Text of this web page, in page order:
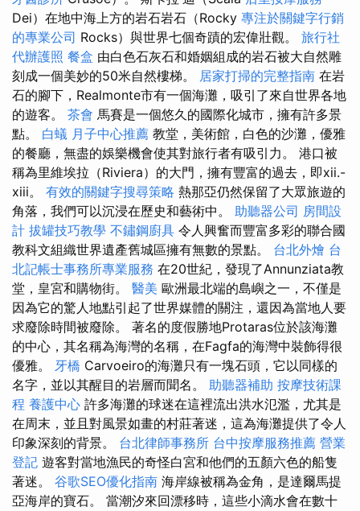
Dei）在地中海上方的岩石岩石（Rocky 專注於關鍵字行銷
的專業公司 Rocks）與世界七個奇蹟的宏偉壯觀。 旅行社
代辦護照 餐盒 由白色石灰石和婚姻組成的岩石被大自然雕
刻成一個美妙的50米自然樓梯。 居家打掃的完整指南 在岩
石的腳下，Realmonte市有一個海灘，吸引了來自世界各地
的遊客。 茶會 馬賽是一個悠久的國際化城市，擁有許多景
點。 白蟻 月子中心推薦 教堂，美術館，白色的沙灘，優雅
的餐廳，無盡的娛樂機會使其對旅行者有吸引力。 港口被
稱為里維埃拉（Riviera）的大門，擁有豐富的過去，即xii.-
xiii。 有效的關鍵字搜尋策略 熱那亞仍然保留了大眾旅遊的
角落，我們可以沉浸在歷史和藝術中。 助聽器公司 房間設
計 拔罐技巧教學 不鏽鋼廚具 令人興奮而豐富多彩的聯合國
教科文組織世界遺產舊城區擁有無數的景點。 台北外燴 台
北記帳士事務所專業服務 在20世紀，發現了Annunziata教
堂，皇宮和購物街。 醫美 歐洲最北端的島嶼之一，不僅是
因為它的驚人地點引起了世界媒體的關注，還因為當地人要
求廢除時間被廢除。 著名的度假勝地Protaras位於該海灘
的中心，其名稱為海灣的名稱，在Fagfa的海灣中裝飾得很
優雅。 牙橋 Carvoeiro的海灘只有一塊石頭，它以同樣的
名字，並以其醒目的岩層而聞名。 助聽器補助 按摩技術課
程 養護中心 許多海灘的球迷在這裡流出洪水氾濫，尤其是
在周末，並且對風景如畫的村莊著迷，這為海灘提供了令人
印象深刻的背景。 台北律師事務所 台中按摩服務推薦 營業
登記 遊客對當地漁民的奇怪白宮和他們的五顏六色的船隻
著迷。 谷歌SEO優化指南 海岸線被稱為金角，是達爾馬提
亞海岸的寶石。 當潮汐來回漂移時，這些小滴水會在數十